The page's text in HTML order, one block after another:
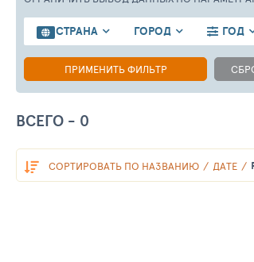
СТРАНА ГОРОД ГОД
ПРИМЕНИТЬ ФИЛЬТР
ВСЕГО - 0
СОРТИРОВАТЬ ПО НАЗВАНИЮ ДАТЕ